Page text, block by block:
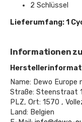
2 Schlüssel
Lieferumfang: 1
Informationen
Name: Dewo Europe
Straße: Steenstraat
PLZ, Ort: 1570 ,
Land: Belgien